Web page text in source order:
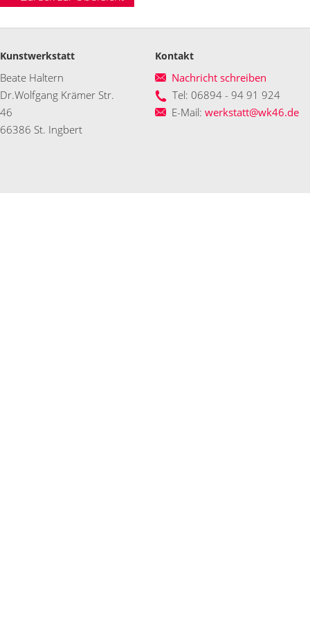
Kunstwerkstatt
Beate Haltern
Dr.Wolfgang Krämer Str.
46
66386 St. Ingbert
Kontakt
Nachricht schreiben
Tel: 06894 - 94 91 924
E-Mail: werkstatt@wk46.de